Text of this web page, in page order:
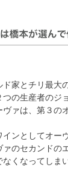
家とチリ最大
の生産者のジ
ァは、第３の
ンとしてオー
のセカンドの
くなってしま